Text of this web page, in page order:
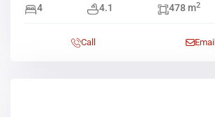
4 4.1 478 m2
Call Email